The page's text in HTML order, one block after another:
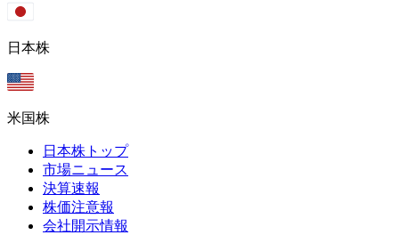
日本株
米国株
日本株トップ
市場ニュース
決算速報
株価注意報
会社開示情報